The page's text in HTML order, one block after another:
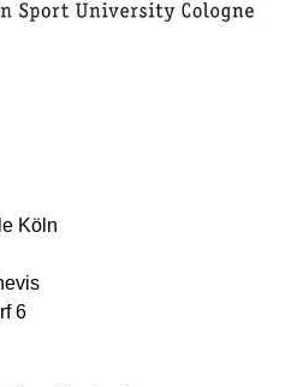
Köln
6